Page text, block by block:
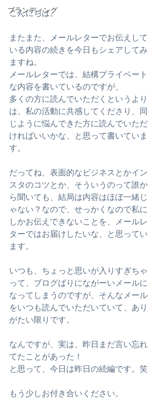
ブランディング
こんにちは。
またまた、メールレターでお伝えして
いる内容の続きを今日もシェアしてみ
ますね。
メールレターでは、結構プライベート
な内容を書いているのですが、
多くの方に読んでいただくというより
は、私の活動に共感してくださり、同
じように悩んできた方に読んでいただ
ければいいかな、と思って書いていま
す。
だってね、表面的なビジネスとかイン
スタのコツとか、そういうのって誰か
ら聞いても、結局は内容はほぼ一緒じ
ゃない？なので、せっかくなので私に
しかお伝えできないことを、メールレ
ターではお届けしたいな、と思ってい
ます。
﻿いつも、ちょっと思いが入りすぎちゃ
って、ブログばりにながーいメールに
なってしまうのですが、そんなメール
をいつも読んでいただいていて、あり
がたい限りです。
﻿なんですが、実は、昨日まだ言い忘れ
てたことがあった！
﻿と思って、今日は昨日の続編です。笑
﻿もう少しお付き合いください。